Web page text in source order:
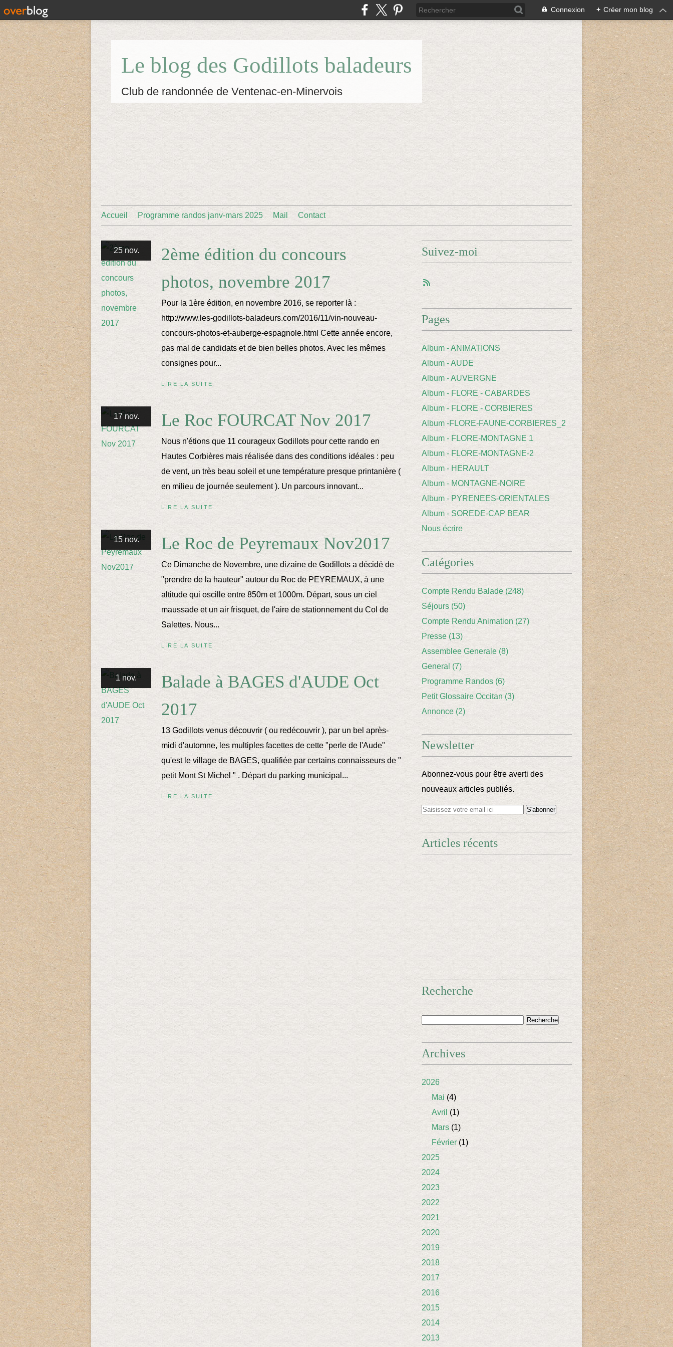
Connexion + Créer mon blog
Le blog des Godillots baladeurs
Club de randonnée de Ventenac-en-Minervois
Accueil Programme randos janv-mars 2025 Mail Contact
25 nov.
2ème édition du concours
photos, novembre 2017
Pour la 1ère édition, en novembre 2016, se reporter là :
http://www.les-godillots-baladeurs.com/2016/11/vin-nouveau-
concours-photos-et-auberge-espagnole.html Cette année encore,
pas mal de candidats et de bien belles photos. Avec les mêmes
consignes pour...
LIRE LA SUITE
17 nov. Le Roc FOURCAT Nov 2017
Nous n'étions que 11 courageux Godillots pour cette rando en
Hautes Corbières mais réalisée dans des conditions idéales : peu
de vent, un très beau soleil et une température presque printanière (
en milieu de journée seulement ). Un parcours innovant...
LIRE LA SUITE
15 nov. Le Roc de Peyremaux Nov2017
Ce Dimanche de Novembre, une dizaine de Godillots a décidé de
"prendre de la hauteur" autour du Roc de PEYREMAUX, à une
altitude qui oscille entre 850m et 1000m. Départ, sous un ciel
maussade et un air frisquet, de l'aire de stationnement du Col de
Salettes. Nous...
LIRE LA SUITE
1 nov.
Balade à BAGES d'AUDE Oct
2017
13 Godillots venus découvrir ( ou redécouvrir ), par un bel après-
midi d'automne, les multiples facettes de cette "perle de l'Aude"
qu'est le village de BAGES, qualifiée par certains connaisseurs de "
petit Mont St Michel " . Départ du parking municipal...
LIRE LA SUITE
Suivez-moi
Pages
Album - ANIMATIONS
Album - AUDE
Album - AUVERGNE
Album - FLORE - CABARDES
Album - FLORE - CORBIERES
Album -FLORE-FAUNE-CORBIERES_2
Album - FLORE-MONTAGNE 1
Album - FLORE-MONTAGNE-2
Album - HERAULT
Album - MONTAGNE-NOIRE
Album - PYRENEES-ORIENTALES
Album - SOREDE-CAP BEAR
Nous écrire
Catégories
Compte Rendu Balade (248)
Séjours (50)
Compte Rendu Animation (27)
Presse (13)
Assemblee Generale (8)
General (7)
Programme Randos (6)
Petit Glossaire Occitan (3)
Annonce (2)
Newsletter
Abonnez-vous pour être averti des
nouveaux articles publiés.
Articles récents
Recherche
Archives
2026
Mai (4)
Avril (1)
Mars (1)
Février (1)
2025
2024
2023
2022
2021
2020
2019
2018
2017
2016
2015
2014
2013